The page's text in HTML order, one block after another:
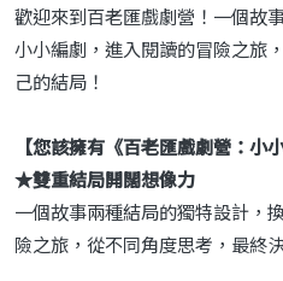
歡迎來到百老匯戲劇營！一個故
小小編劇，進入閱讀的冒險之旅
己的結局！
【您該擁有《百老匯戲劇營：小
★雙重結局開闊想像力
一個故事兩種結局的獨特設計，
險之旅，從不同角度思考，最終